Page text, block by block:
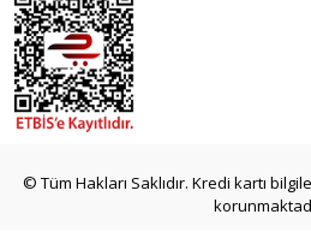
© Tüm Hakları Saklıdır. Kredi kartı